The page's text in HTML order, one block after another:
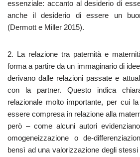
essenziale: accanto al desiderio di
anche il desiderio di essere un
(Dermott e Miller 2015).
2. La relazione tra paternità e
forma a partire da un immaginario di
derivano dalle relazioni passate e
con la partner. Questo indica
relazionale molto importante, per cui
essere compresa in relazione alla
però ‒ come alcuni autori
omogeneizzazione o de-
bensì ad una valorizzazione degli